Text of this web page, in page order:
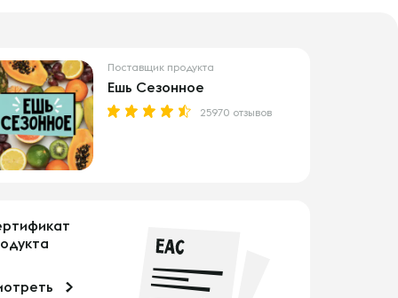
Поставщик продукта
Ешь Сезонное
25970 отзывов